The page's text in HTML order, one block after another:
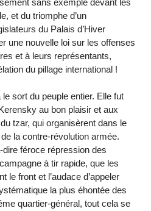
et du triomphe d’un
du Palais d’Hiver
une nouvelle loi sur les offenses
et à leurs représentants,
du pillage international !
sort du peuple entier. Elle fut
au bon plaisir et aux
tzar, qui organisèrent dans le
la contre-révolution armée.
dire féroce répression des
à tir rapide, que les
le front et l’audace d’appeler
la plus éhontée des
quartier-général, tout cela se